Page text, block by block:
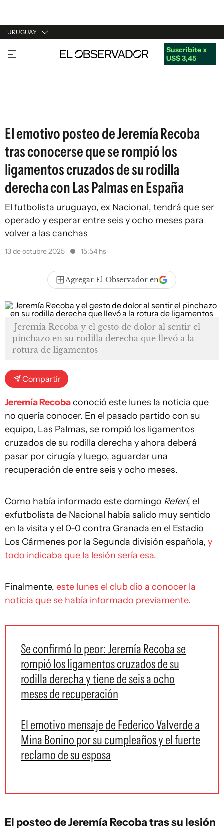
URUGUAY
URUGUAY
ARGENTINA
Suscribite x
US$ 3,45
El emotivo posteo de Jeremía Recoba
tras conocerse que se rompió los
ligamentos cruzados de su rodilla
derecha con Las Palmas en España
El futbolista uruguayo, ex Nacional, tendrá que ser
operado y esperar entre seis y ocho meses para
volver a las canchas
13 de octubre 2025 15:54 hs
Agregar El Observador en
Jeremía Recoba y el gesto de dolor al sentir el
pinchazo en su rodilla derecha que llevó a la
rotura de ligamentos
Compartir
Jeremía Recobaconoció este lunes la noticia que
no quería conocer. En el pasado partido con su
equipo, Las Palmas, se rompió los ligamentos
cruzados de su rodilla derecha y ahora deberá
pasar por cirugía y luego, aguardar una
recuperación de entre seis y ocho meses.
Como había informado este domingo Referí, el
exfutbolista de Nacional había salido muy sentido
en la visita y el 0-0 contra Granada en el Estadio
Los Cármenes por la Segunda división española, y
todo indicaba que la lesión sería esa.
Finalmente, este lunes el club dio a conocer la
noticia que se había informado previamente.
Se confirmó lo peor: Jeremía Recoba se
rompió los ligamentos cruzados de su
rodilla derecha y tiene de seis a ocho
meses de recuperación
El emotivo mensaje de Federico Valverde a
Mina Bonino por su cumpleaños y el fuerte
reclamo de su esposa
El posteo de Jeremía Recoba tras su lesión